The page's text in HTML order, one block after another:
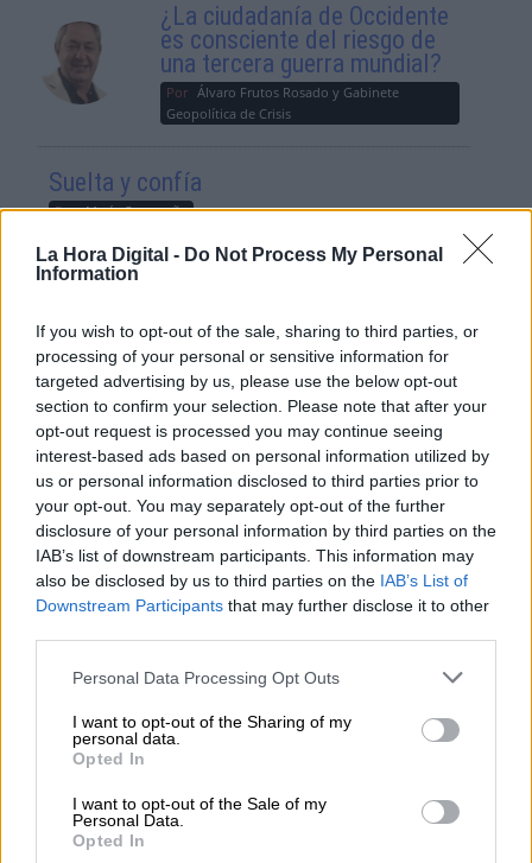
La Hora Digital - Do Not Process My Personal
Information
If you wish to opt-out of the sale, sharing to third parties, or
processing of your personal or sensitive information for
targeted advertising by us, please use the below opt-out
section to confirm your selection. Please note that after your
opt-out request is processed you may continue seeing
interest-based ads based on personal information utilized by
us or personal information disclosed to third parties prior to
your opt-out. You may separately opt-out of the further
disclosure of your personal information by third parties on the
IAB’s list of downstream participants. This information may
also be disclosed by us to third parties on the IAB’s List of
Downstream Participants that may further disclose it to other
Personal Data Processing Opt Outs
I want to opt-out of the Sharing of my
personal data.
Opted In
I want to opt-out of the Sale of my
Personal Data.
Opted In
¿La ciudadanía de Occidente
es consciente del riesgo de
una tercera guerra mundial?
Por Álvaro Frutos Rosado y Gabinete
Geopolítica de Crisis
Suelta y confía
Por María Comesaña
El Conflicto de Oriente Medio:
Un Nuevo Orden Autoritario
en Construcción
Por Álvaro Frutos Rosado y Gabinete
Geopolítica de Crisis
Reconquista leonesa
Por Carlos Miranda
Clara Campoamor: Mi sueño,
mi pesadilla
NOTICIAS MAS VISTAS